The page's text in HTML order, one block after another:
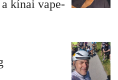
kínai vape-